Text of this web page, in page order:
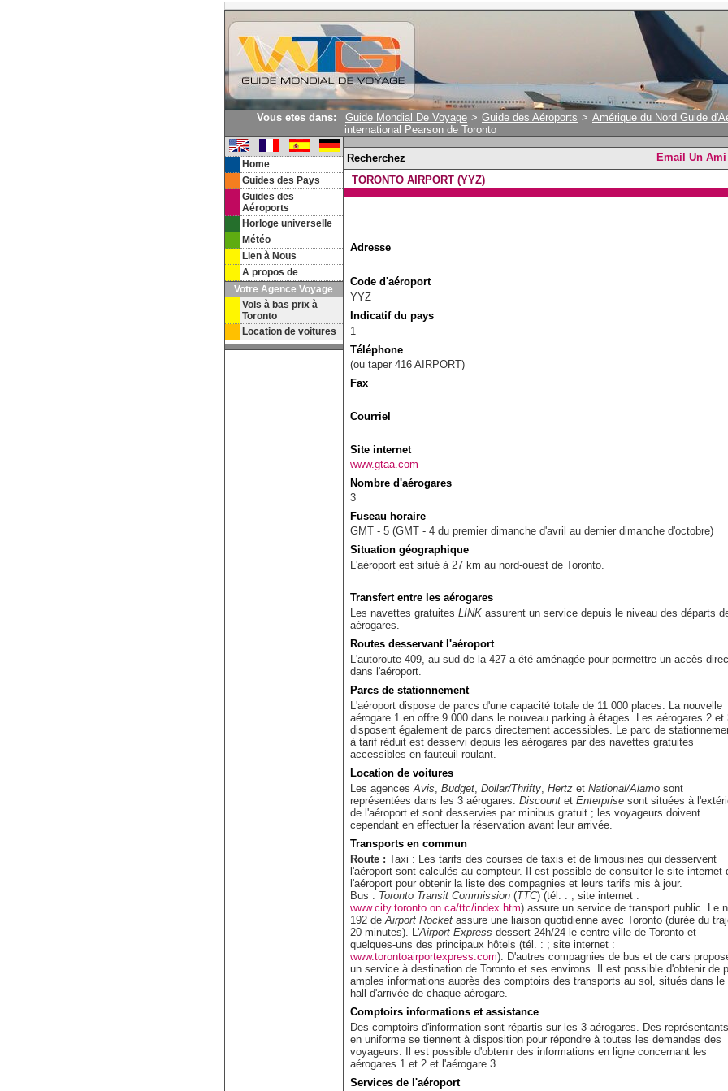
Vous etes dans: Guide Mondial De Voyage > Guide des Aéroports > Amérique du Nord Guide
international Pearson de Toronto
Home
Guides des Pays
Guides des
Aéroports
Horloge universelle
Météo
Lien à Nous
A propos de
Votre Agence Voyage
Vols à bas prix à
Toronto
Location de voitures
Recherchez
Email Un Ami
TORONTO AIRPORT (YYZ)
Adresse
Code d'aéroport
YYZ
Indicatif du pays
1
Téléphone
(ou taper 416 AIRPORT)
Fax
Courriel
Site internet
www.gtaa.com
Nombre d'aérogares
3
Fuseau horaire
GMT - 5 (GMT - 4 du premier dimanche d'avril au dernier dimanche d'octobre)
Situation géographique
L'aéroport est situé à 27 km au nord-ouest de Toronto.
Transfert entre les aérogares
Les navettes gratuites LINK assurent un service depuis le niveau des départs
aérogares.
Routes desservant l'aéroport
L'autoroute 409, au sud de la 427 a été aménagée pour permettre un accès
dans l'aéroport.
Parcs de stationnement
L'aéroport dispose de parcs d'une capacité totale de 11 000 places. La nouvelle
aérogare 1 en offre 9 000 dans le nouveau parking à étages. Les aérogares 2 et
disposent également de parcs directement accessibles. Le parc de
à tarif réduit est desservi depuis les aérogares par des navettes gratuites
accessibles en fauteuil roulant.
Location de voitures
Les agencesAvis, Budget, Dollar/Thrifty, Hertz et National/Alamo sont
représentées dans les 3 aérogares. Discount et Enterprise sont situées à
de l'aéroport et sont desservies par minibus gratuit ; les voyageurs doivent
cependant en effectuer la réservation avant leur arrivée.
Transports en commun
Route : Taxi : Les tarifs des courses de taxis et de limousines qui desservent
l'aéroport sont calculés au compteur. Il est possible de consulter le site internet
l'aéroport pour obtenir la liste des compagnies et leurs tarifs mis à jour.
Bus : Toronto Transit Commission (TTC) (tél. : ; site internet :
www.city.toronto.on.ca/ttc/index.htm) assure un service de transport public. Le
192 deAirport Rocket assure une liaison quotidienne avec Toronto (durée du
20 minutes). L'Airport Express dessert 24h/24 le centre-ville de Toronto et
quelques-uns des principaux hôtels (tél. : ; site internet :
www.torontoairportexpress.com). D'autres compagnies de bus et de cars
un service à destination de Toronto et ses environs. Il est possible d'obtenir de
amples informations auprès des comptoirs des transports au sol, situés dans le
hall d'arrivée de chaque aérogare.
Comptoirs informations et assistance
Des comptoirs d'information sont répartis sur les 3 aérogares. Des représentants
en uniforme se tiennent à disposition pour répondre à toutes les demandes des
voyageurs. Il est possible d'obtenir des informations en ligne concernant les
aérogares 1 et 2 et l'aérogare 3 .
Services de l'aéroport